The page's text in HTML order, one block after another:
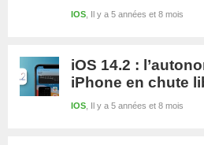
Il y a 5 années et 8 mois
IOS
iOS 14.2 :
iPhone en chute
Il y a 5 années et 8 mois
IOS